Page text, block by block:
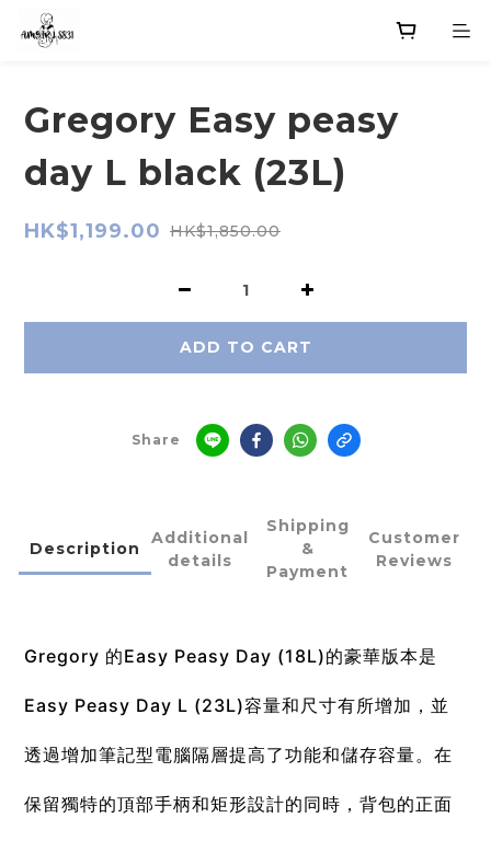
Gregory Easy peasy
day L black (23L)
HK$1,199.00 HK$1,850.00
ADD TO CART
Share
Description
Additional
details
Shipping
&
Payment
Customer
Reviews
Gregory 的Easy Peasy Day (18L)的豪華版本是
Easy Peasy Day L (23L)容量和尺寸有所增加，並
透過增加筆記型電腦隔層提高了功能和儲存容量。在
保留獨特的頂部手柄和矩形設計的同時，背包的正面